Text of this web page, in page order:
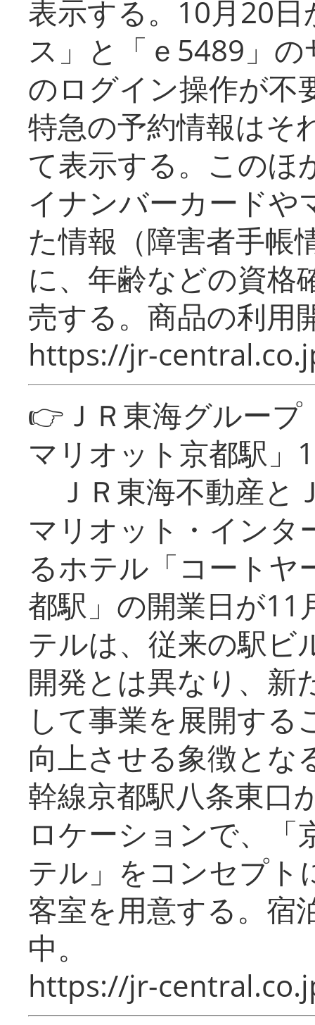
表示する。10月20
ス」と「ｅ5489」
のログイン操作が不
特急の予約情報はそ
て表示する。このほ
イナンバーカードや
た情報（障害者手帳
に、年齢などの資格
売する。商品の利用
https://jr-
👉ＪＲ東海グルー
マリオット京都駅」
ＪＲ東海不動産と
マリオット・インタ
るホテル「コートヤ
都駅」の開業日が11
テルは、従来の駅ビ
開発とは異なり、新
して事業を展開する
向上させる象徴とな
幹線京都駅八条東口
ロケーションで、「
テル」をコンセプト
客室を用意する。宿
中。
https://jr-